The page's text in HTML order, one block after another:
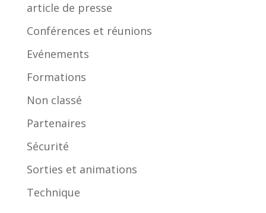
article de presse
Conférences et réunions
Evénements
Formations
Non classé
Partenaires
Sécurité
Sorties et animations
Technique